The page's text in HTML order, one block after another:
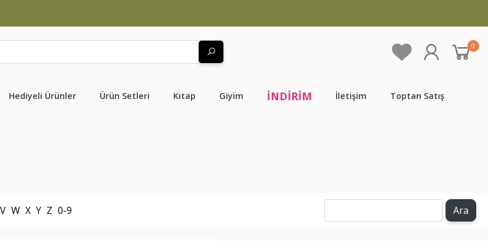
0
Hediyeli Ürünler Ürün Setleri Kitap Giyim İNDİRİM İletişim Toptan Satış
V W X Y Z 0-9